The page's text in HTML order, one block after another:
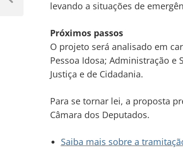
levando a situações de
Próximos passos
O projeto será analisado em
Pessoa Idosa; Administração e
Justiça e de Cidadania.
Para se tornar lei, a proposta
Câmara dos Deputados.
Saiba mais sobre a
de
Previous